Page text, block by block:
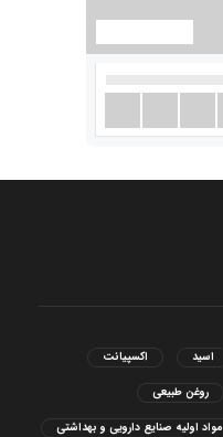
اسید اکسپیانت
روغن طبیعی
مواد اولیه صنایع دارویی و بهداشتی